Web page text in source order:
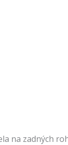
na zadných